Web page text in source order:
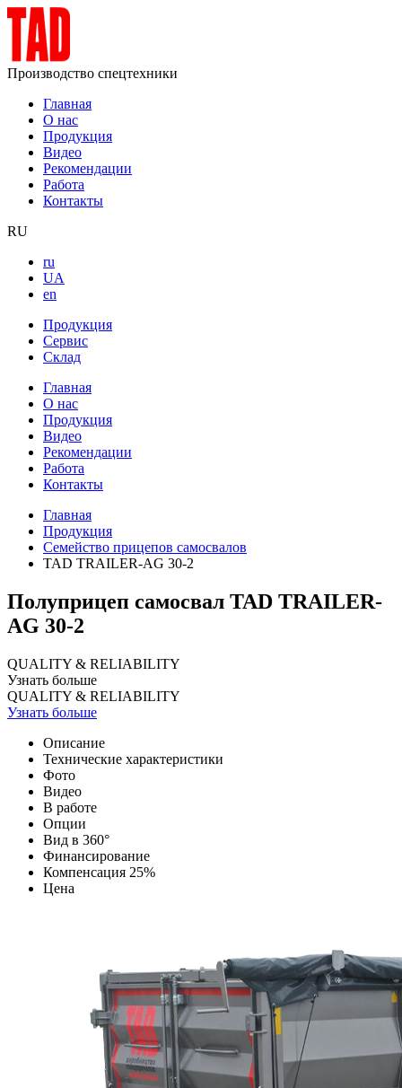
Производство спецтехники
Главная
О нас
Продукция
Видео
Рекомендации
Работа
Контакты
RU
ru
UA
en
Продукция
Сервис
Склад
Главная
О нас
Продукция
Видео
Рекомендации
Работа
Контакты
Главная
Продукция
Семейство прицепов самосвалов
TAD TRAILER-AG 30-2
Полуприцеп самосвал TAD TRAILER-
AG 30-2
QUALITY & RELIABILITY
Узнать больше
QUALITY & RELIABILITY
Узнать больше
Описание
Технические характеристики
Фото
Видео
В работе
Опции
Вид в 360°
Финансирование
Компенсация 25%
Цена